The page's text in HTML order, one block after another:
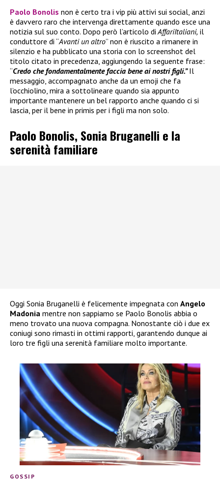
Paolo Bonolis non è certo tra i vip più attivi sui social, anzi
è davvero raro che intervenga direttamente quando esce una
notizia sul suo conto. Dopo però l’articolo diAffariItaliani, il
conduttore di “Avanti un altro” non è riuscito a rimanere in
silenzio e ha pubblicato una storia con lo screenshot del
titolo citato in precedenza, aggiungendo la seguente frase:
“Credo che fondamentalmente faccia bene ai nostri figli.”Il
messaggio, accompagnato anche da un emoji che fa
l’occhiolino, mira a sottolineare quando sia appunto
importante mantenere un bel rapporto anche quando ci si
lascia, per il bene in primis per i figli ma non solo.
Paolo Bonolis, Sonia Bruganelli e la
serenità familiare
Oggi Sonia Bruganelli è felicemente impegnata con Angelo
Madonia mentre non sappiamo se Paolo Bonolis abbia o
meno trovato una nuova compagna. Nonostante ciò i due ex
coniugi sono rimasti in ottimi rapporti, garantendo dunque ai
loro tre figli una serenità familiare molto importante.
GOSSIP